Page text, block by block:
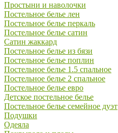
Простыни и наволочки
Постельное белье лен
Постельное белье перкаль
Постельное белье сатин
Сатин жаккард
Постельное белье из бязи
Постельное белье поплин
Постельное белье 1.5 спальное
Постельное белье 2 спальное
Постельное белье евро
Детское постельное белье
Постельное белье семейное дуэт
Подушки
Одеяла